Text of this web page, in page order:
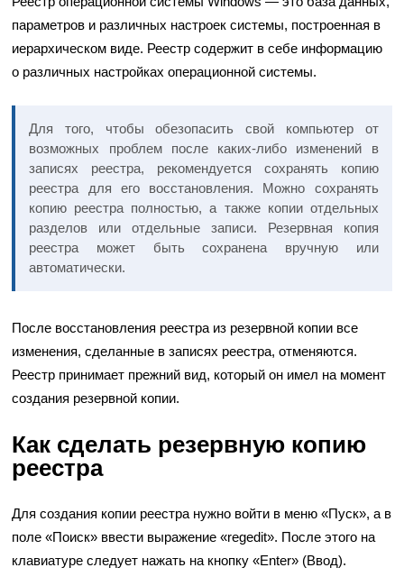
параметров и различных настроек системы, построенная в
иерархическом виде. Реестр содержит в себе информацию
о различных настройках операционной системы.
Для того, чтобы обезопасить свой компьютер от
возможных проблем после каких-либо изменений в
записях реестра, рекомендуется сохранять копию
реестра для его восстановления. Можно сохранять
копию реестра полностью, а также копии отдельных
разделов или отдельные записи. Резервная копия
реестра может быть сохранена вручную или
автоматически.
После восстановления реестра из резервной копии все
изменения, сделанные в записях реестра, отменяются.
Реестр принимает прежний вид, который он имел на момент
создания резервной копии.
Как сделать резервную копию
реестра
Для создания копии реестра нужно войти в меню «Пуск», а в
поле «Поиск» ввести выражение «regedit». После этого на
клавиатуре следует нажать на кнопку «Enter» (Ввод).